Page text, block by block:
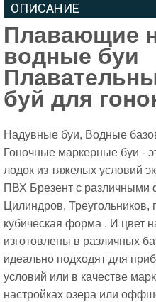
ОПИСАНИЕ
Плавающие
водные буи
буй для
Надувные буи, Водные
Гоночные маркерные буи -
лодок из тяжелых условий
ПВХ Брезент с различными
Цилиндров,
кубическая форма . И цвет
изготовлены в различных
идеально подходят для
условий или в качестве
настройках озера или